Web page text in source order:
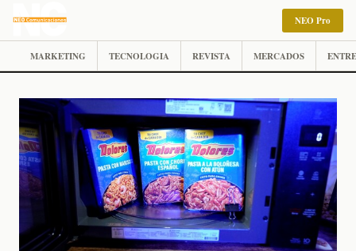
NEO Pro
MARKETING TECNOLOGIA REVISTA MERCADOS